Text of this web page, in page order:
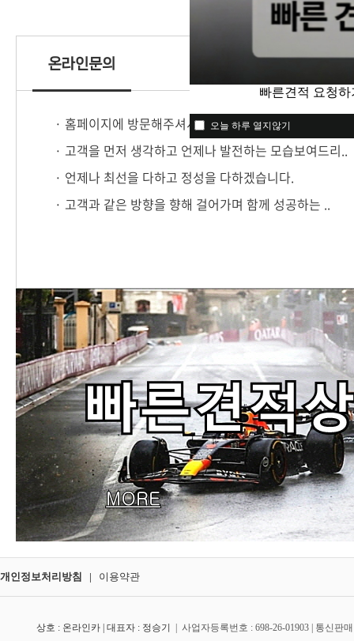
빠른견적 요청
오늘 하루 열지않기
빠른견적 요청
오늘 하루 열지않기
온라인문의
· 홈페이지에 방문해주셔서 감사합니다.
· 고객을 먼저 생각하고 언제나 발전하는 모습보여드리..
· 언제나 최선을 다하고 정성을 다하겠습니다.
· 고객과 같은 방향을 향해 걸어가며 함께 성공하는 ..
개인정보처리방침 | 이용약관
상호 : 온라인카 | 대표자 : 정승기 사업자등록번호 : 698-26-01903| 통신판매